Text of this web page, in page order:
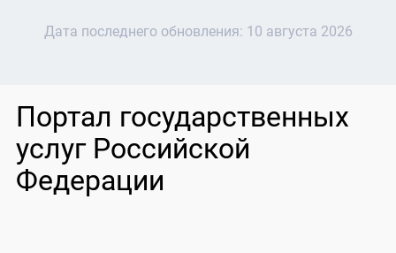
Дата последнего обновления: 10 августа 2026
Портал государственных
услуг Российской
Федерации